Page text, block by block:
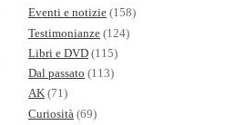
Eventi e notizie (158)
Testimonianze (124)
Libri e DVD (115)
Dal passato (113)
AK (71)
Curiosità (69)